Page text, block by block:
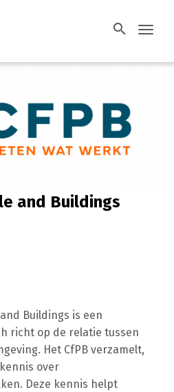
search
and Buildings
Buildings is een
richt op de relatie tussen
Het CfPB verzamelt,
over
Deze kennis helpt